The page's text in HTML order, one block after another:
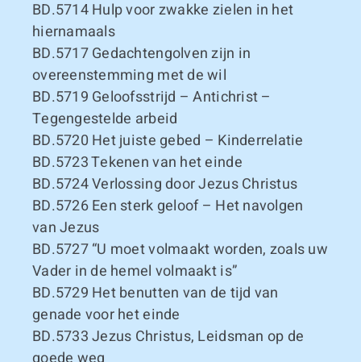
BD.5714Hulp voor zwakke zielen in het
hiernamaals
BD.5717Gedachtengolven zijn in
overeenstemming met de wil
BD.5719 Geloofsstrijd – Antichrist –
Tegengestelde arbeid
BD.5720 Het juiste gebed – Kinderrelatie
BD.5723Tekenen van het einde
BD.5724Verlossing door Jezus Christus
BD.5726Een sterk geloof – Het navolgen
van Jezus
BD.5727“U moet volmaakt worden, zoals uw
Vader in de hemel volmaakt is”
BD.5729 Het benutten van de tijd van
genade voor het einde
BD.5733Jezus Christus, Leidsman op de